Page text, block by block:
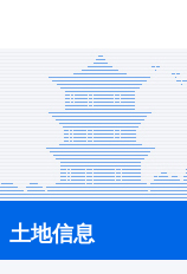
土地信息